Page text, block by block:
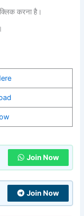
करना है।
Join Now
Join Now